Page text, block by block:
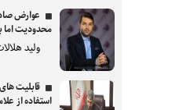
عوارض
محدودیت
ولید
قابلیت
استفاده از